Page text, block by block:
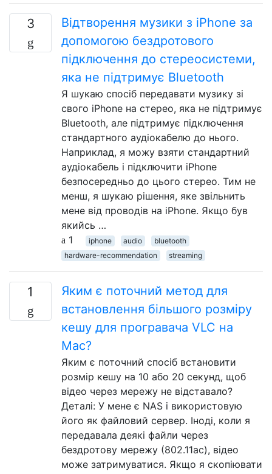
3
Відтворення музики з iPhone за
допомогою бездротового
підключення до стереосистеми,
яка не підтримує Bluetooth
Я шукаю спосіб передавати музику зі
свого iPhone на стерео, яка не підтримує
Bluetooth, але підтримує підключення
стандартного аудіокабелю до нього.
Наприклад, я можу взяти стандартний
аудіокабель і підключити iPhone
безпосередньо до цього стерео. Тим не
менш, я шукаю рішення, яке звільнить
мене від проводів на iPhone. Якщо був
якийсь …
1
iphone audio
bluetooth
hardware-recommendation
streaming
1
Яким є поточний метод для
встановлення більшого розміру
кешу для програвача VLC на
Mac?
Яким є поточний спосіб встановити
розмір кешу на 10 або 20 секунд, щоб
відео через мережу не відставало?
Деталі: У мене є NAS і використовую
його як файловий сервер. Іноді, коли я
передавала деякі файли через
бездротову мережу (802.11ac), відео
може затримуватися. Якщо я скопіювати